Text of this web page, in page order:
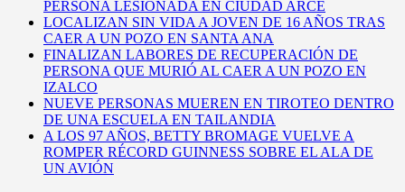
PERSONA LESIONADA EN CIUDAD ARCE
LOCALIZAN SIN VIDA A JOVEN DE 16 AÑOS TRAS
CAER A UN POZO EN SANTA ANA
FINALIZAN LABORES DE RECUPERACIÓN DE
PERSONA QUE MURIÓ AL CAER A UN POZO EN
IZALCO
NUEVE PERSONAS MUEREN EN TIROTEO DENTRO
DE UNA ESCUELA EN TAILANDIA
A LOS 97 AÑOS, BETTY BROMAGE VUELVE A
ROMPER RÉCORD GUINNESS SOBRE EL ALA DE
UN AVIÓN